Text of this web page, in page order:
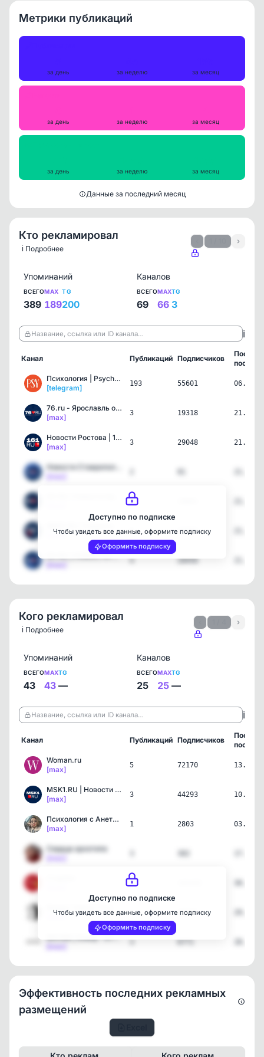
Метрики публикаций
за день за неделю за месяц
за день за неделю за месяц
за день за неделю за месяц
Данные за последний месяц
Кто рекламировал
ℹ️ Подробнее
›
Упоминаний
ВСЕГО
389
MAX
189
TG
200
Каналов
ВСЕГО
69
MAX
66
TG
3
Название, ссылка или ID канала… ℹ️
Канал Публикаций Подписчиков
пост
Психология | Psychologies
[telegram]
193 55601
76.ru - Ярославль онлайн
[max]
3 19318
Новости Ростова | 161.RU
[max]
3 29048
3
[max]
6 44293
63.RU | НОВОСТИ САМАРЫ |…
4 28456
Доступно по подписке
Чтобы увидеть все данные, оформите подписку
Оформить подписку
Кого рекламировал
ℹ️ Подробнее
›
Упоминаний
ВСЕГО
43
MAX
43
TG
—
Каналов
ВСЕГО
25
MAX
25
TG
—
Название, ссылка или ID канала… ℹ️
Канал Публикаций Подписчиков
пост
Woman.ru
[max]
5 72170
MSK1.RU | Новости Москвы…
[max]
3 44293
Психология с Анеттой Орл…
[max]
1 2803
Сердце архетипа
3
[max]
3 48757
MAXIM | Юмор · Отношения…
3 6771
Доступно по подписке
Чтобы увидеть все данные, оформите подписку
Оформить подписку
Эффективность последних рекламных
размещений